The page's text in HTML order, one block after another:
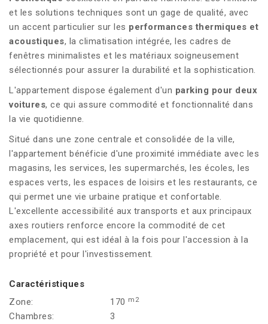
et les solutions techniques sont un gage de qualité, avec
un accent particulier sur les performances thermiques et
acoustiques, la climatisation intégrée, les cadres de
fenêtres minimalistes et les matériaux soigneusement
sélectionnés pour assurer la durabilité et la sophistication.
L'appartement dispose également d'un parking pour deux
voitures, ce qui assure commodité et fonctionnalité dans
la vie quotidienne.
Situé dans une zone centrale et consolidée de la ville,
l'appartement bénéficie d'une proximité immédiate avec les
magasins, les services, les supermarchés, les écoles, les
espaces verts, les espaces de loisirs et les restaurants, ce
qui permet une vie urbaine pratique et confortable.
L'excellente accessibilité aux transports et aux principaux
axes routiers renforce encore la commodité de cet
emplacement, qui est idéal à la fois pour l'accession à la
propriété et pour l'investissement.
Caractéristiques
Zone:
170 m2
Chambres:
3